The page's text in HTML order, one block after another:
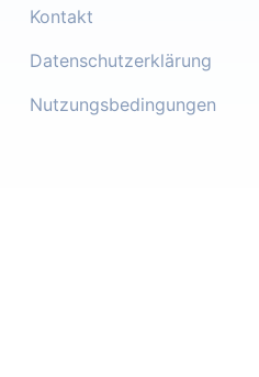
Kontakt
Datenschutzerklärung
Nutzungsbedingungen